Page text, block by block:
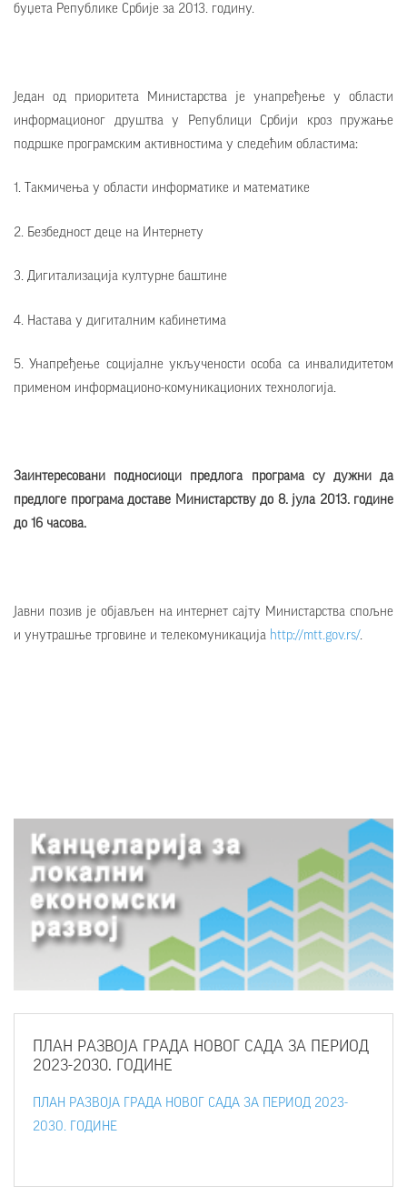
буџета Републике Србије за 2013. годину.
Један од приоритета Министарства је унапређење у области
информационог друштва у Републици Србији кроз пружање
подршке програмским активностима у следећим областима:
1. Такмичења у области информатике и математике
2. Безбедност деце на Интернету
3. Дигитализација културне баштине
4. Настава у дигиталним кабинетима
5. Унапређење социјалне укључености особа са инвалидитетом
применом информационо-комуникационих технологија.
Заинтересовани подносиоци предлога програма су дужни да
предлоге програма доставе Министарству до 8. јула 2013. године
до 16 часова.
Јавни позив је објављен на интернет сајту Министарства спољне
и унутрашње трговине и телекомуникација http://mtt.gov.rs/.
ПЛАН РАЗВОЈА ГРАДА НОВОГ САДА ЗА ПЕРИОД
2023-2030. ГОДИНЕ
ПЛАН РАЗВОЈА ГРАДА НОВОГ САДА ЗА ПЕРИОД 2023-
2030. ГОДИНЕ